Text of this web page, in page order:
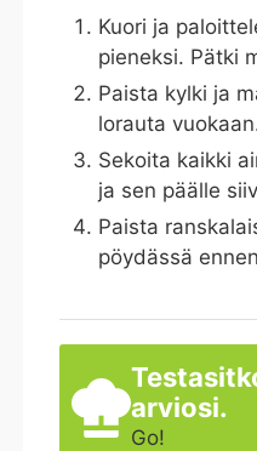
Kuori ja
pieneksi. Pätki
Paista kylki ja
lorauta
Sekoita kaikki
ja sen päälle
Paista
pöydässä
arviosi.
Go!